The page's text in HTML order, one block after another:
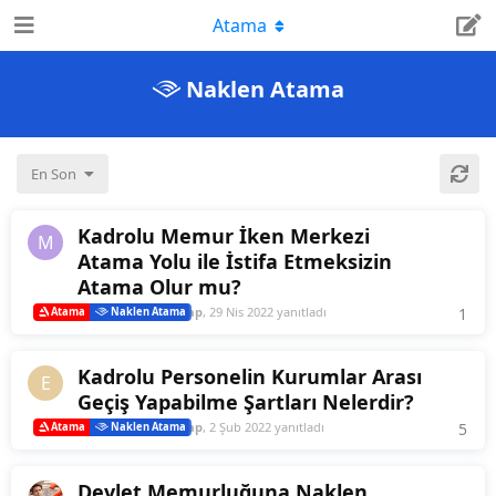
Naklen Atama
Atama
En Son
M
Kadrolu Memur İken Merkezi
Atama Yolu ile İstifa Etmeksizin
Atama Olur mu?
Atama Naklen Atama
Memurdan_Cevap, 29 Nis 2022 yanıtladı 1
E
Kadrolu Personelin Kurumlar Arası
Geçiş Yapabilme Şartları Nelerdir?
Atama Naklen Atama
Memurdan_Cevap, 2 Şub 2022 yanıtladı 5